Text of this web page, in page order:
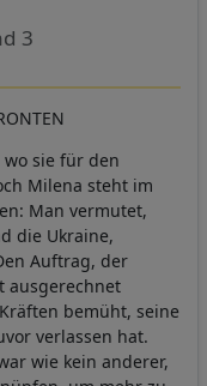
3
sie für den
Milena steht im
Man vermutet,
die Ukraine,
Auftrag, der
ausgerechnet
bemüht, seine
verlassen hat.
wie kein anderer,